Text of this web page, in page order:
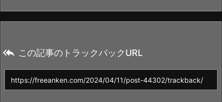
 この記事のトラックバックURL